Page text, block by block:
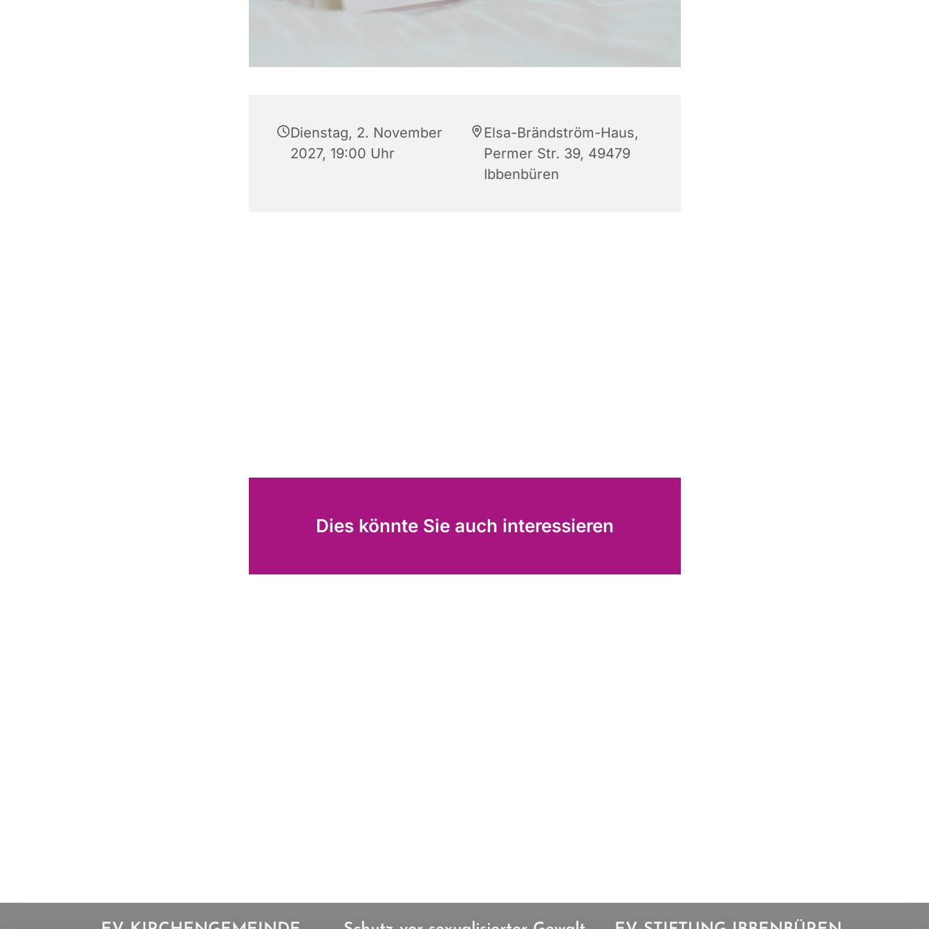
Dienstag, 2. November
2027, 19:00 Uhr
Elsa-Brändström-Haus,
Permer Str. 39, 49479
Ibbenbüren
Dies könnte Sie auch interessieren